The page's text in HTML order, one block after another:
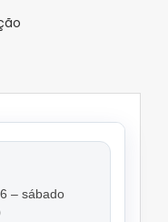
– sábado